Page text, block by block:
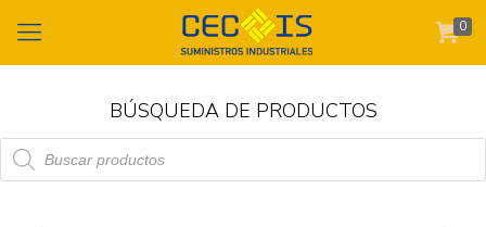
0
BÚSQUEDA DE PRODUCTOS
Búsqueda
de
productos